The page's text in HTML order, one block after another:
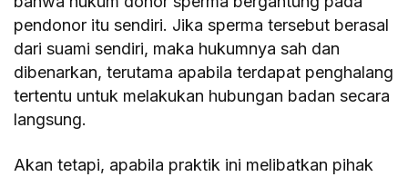
pendonor itu sendiri. Jika sperma tersebut berasal
dari suami sendiri, maka hukumnya sah dan
dibenarkan, terutama apabila terdapat penghalang
tertentu untuk melakukan hubungan badan secara
langsung.
Akan tetapi, apabila praktik ini melibatkan pihak